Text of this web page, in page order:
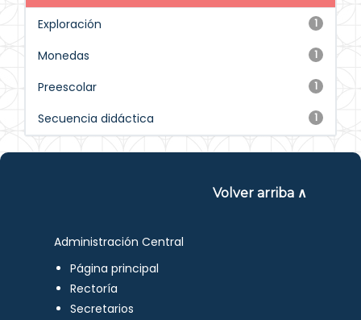
1
Exploración
1
Monedas
1
Preescolar
1
Secuencia didáctica
Volver arriba ∧
Administración Central
Página principal
Rectoría
Secretarios